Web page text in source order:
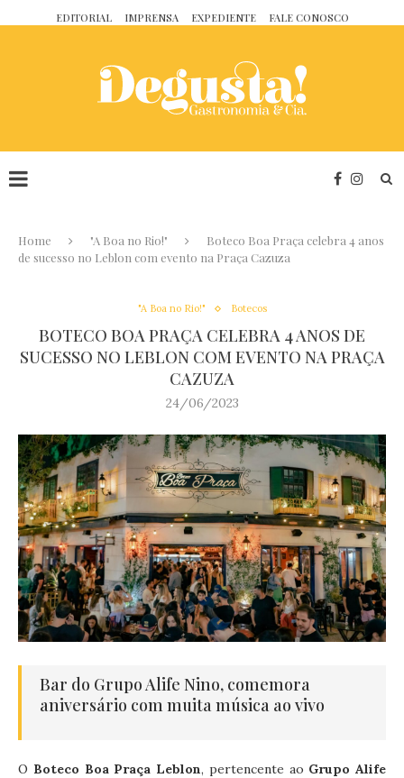
EDITORIAL IMPRENSA EXPEDIENTE FALE CONOSCO
Home "A Boa no Rio!"
Boteco Boa Praça celebra 4 anos
de sucesso no Leblon com evento na Praça Cazuza
"A Boa no Rio!" Botecos
BOTECO BOA PRAÇA CELEBRA 4 ANOS DE
SUCESSO NO LEBLON COM EVENTO NA PRAÇA
CAZUZA
24/06/2023
Bar do Grupo Alife Nino, comemora
aniversário com muita música ao vivo
O Boteco Boa Praça Leblon, pertencente ao Grupo Alife